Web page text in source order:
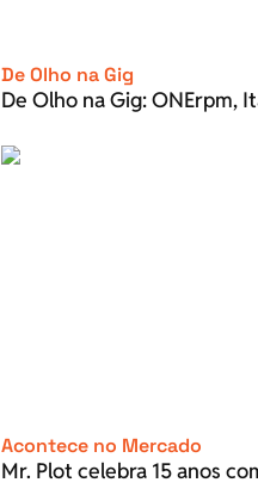
De Olho na Gig
De Olho na Gig: ONErpm,
Acontece no Mercado
Mr. Plot celebra 15 anos